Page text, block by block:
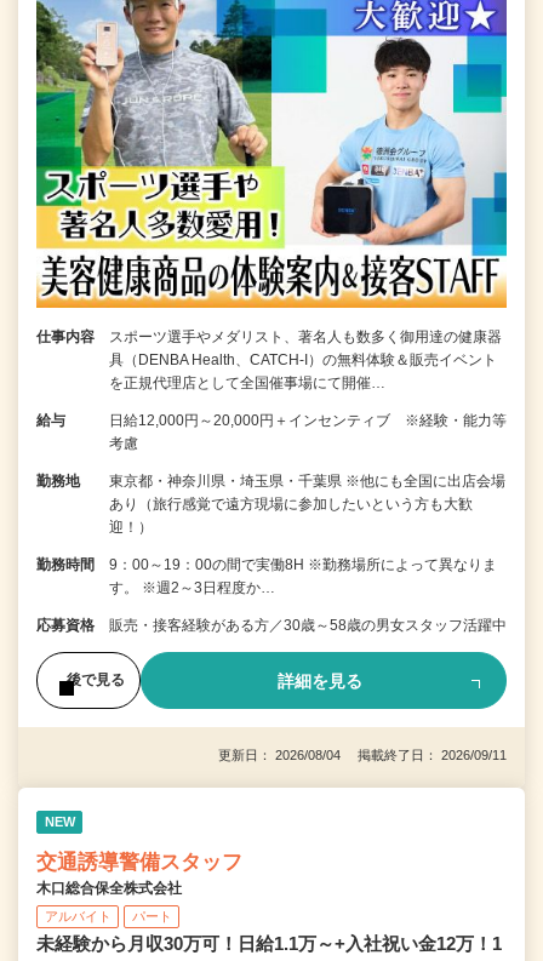
仕事内容
スポーツ選手やメダリスト、著名人も数多く御用達の健康器
具（DENBA Health、CATCH-I）の無料体験＆販売イベント
を正規代理店として全国催事場にて開催…
給与
日給12,000円～20,000円＋インセンティブ ※経験・能力等
考慮
勤務地
東京都・神奈川県・埼玉県・千葉県 ※他にも全国に出店会場
あり（旅行感覚で遠方現場に参加したいという方も大歓
迎！）
勤務時間
9：00～19：00の間で実働8H ※勤務場所によって異なりま
す。 ※週2～3日程度か…
応募資格 販売・接客経験がある方／30歳～58歳の男女スタッフ活躍中
後で見る 詳細を見る
更新日： 2026/08/04 掲載終了日： 2026/09/11
NEW
交通誘導警備スタッフ
木口総合保全株式会社
アルバイト パート
未経験から月収30万可！日給1.1万～+入社祝い金12万！1